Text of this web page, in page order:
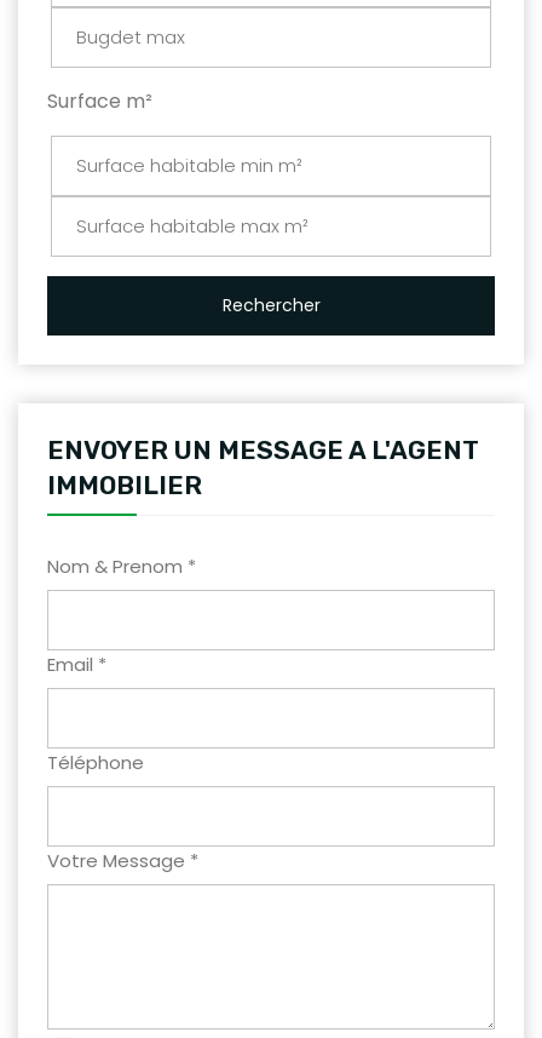
Surface m²
Rechercher
ENVOYER UN MESSAGE A L'AGENT
IMMOBILIER
Nom & Prenom *
Email *
Téléphone
Votre Message *